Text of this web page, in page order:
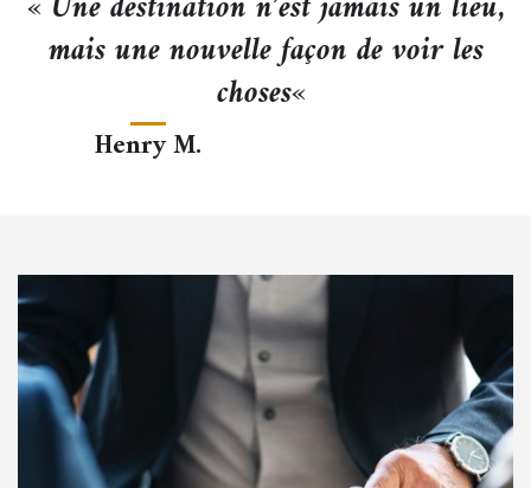
mais une nouvelle façon de voir les
choses«
Henry M.